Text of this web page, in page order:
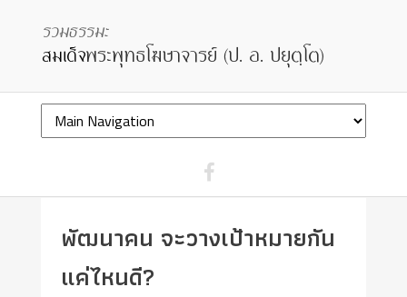
พัฒนาคน จะวางเป้าหมายกัน
แค่ไหนดี?